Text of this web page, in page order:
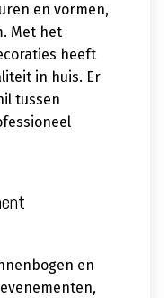
en vormen,
Met het
heeft
in huis. Er
tussen
en